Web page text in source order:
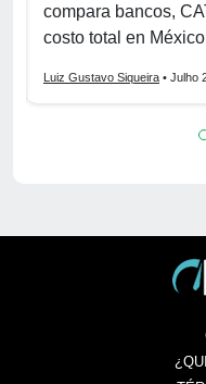
compara bancos,
costo total en
Luiz Gustavo Siqueira • Julho